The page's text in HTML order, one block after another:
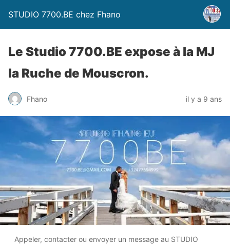
STUDIO 7700.BE chez Fhano
Le Studio 7700.BE expose à la MJ
la Ruche de Mouscron.
Fhano il y a 9 ans
Appeler, contacter ou envoyer un message au STUDIO